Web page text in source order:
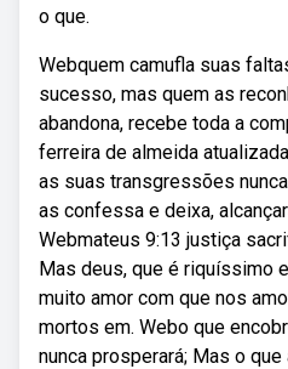
o que.
Webquem camufla suas
sucesso, mas quem as
abandona, recebe toda a
ferreira de almeida
as suas transgressões
as confessa e deixa,
Webmateus 9:13 justiça
Mas deus, que é riquíssimo
muito amor com que nos
mortos em. Webo que
nunca prosperará; Mas o